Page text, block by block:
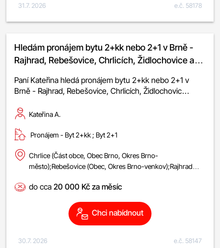
31.7. 2026 e.č. 58178
Hledám pronájem bytu 2+kk nebo 2+1 v Brně -
Rajhrad, Rebešovice, Chrlicích, Židlochovice a
Paní Kateřina hledá pronájem bytu 2+kk nebo 2+1 v
Brně - Rajhrad, Rebešovice, Chrlicích, Židlochovic…
Kateřina A.
Pronájem - byt 2+kk ; byt 2+1
Chrlice (Část obce, Obec Brno, Okres Brno-
město);Rebešovice (Obec, Okres Brno-venkov);Rajhrad
venkov);Židlochovice (Obec, Okres Brno-venkov)
do cca20 000 Kč za měsíc
Chci nabídnout
30.7. 2026 e.č. 58147